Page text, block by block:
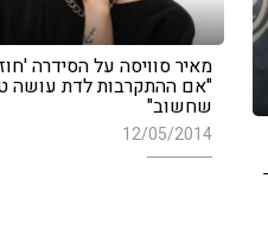
מאיר סוויסה על הסידרה
"אם ההתקרבות לדת עושה
שחשוב"
12/05/2014